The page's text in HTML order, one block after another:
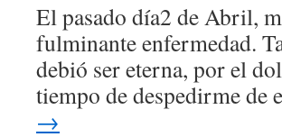
El pasado día2 de Abril,
fulminante enfermedad.
debió ser eterna, por el
tiempo de despedirme
→